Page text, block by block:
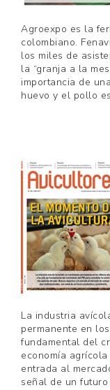
Agroexpo es la
colombiano.
los miles de
la “granja a la
importancia de
huevo y el pollo
La industria
permanente en
fundamental del
economía
entrada al
señal de un